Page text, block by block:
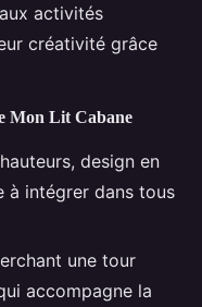
activités
créativité grâce
Mon Lit Cabane
design en
à intégrer dans tous
une tour
accompagne la